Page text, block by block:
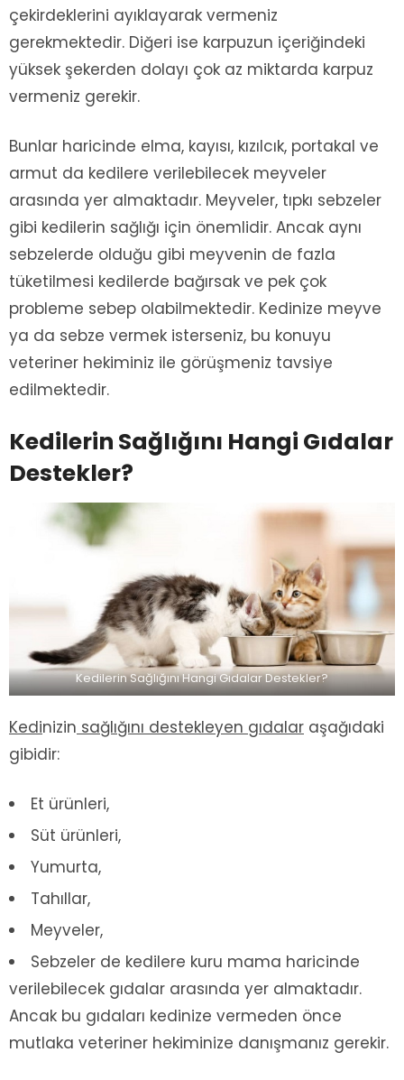
çekirdeklerini ayıklayarak vermeniz
gerekmektedir. Diğeri ise karpuzun içeriğindeki
yüksek şekerden dolayı çok az miktarda karpuz
vermeniz gerekir.
Bunlar haricinde elma, kayısı, kızılcık, portakal ve
armut da kedilere verilebilecek meyveler
arasında yer almaktadır. Meyveler, tıpkı sebzeler
gibi kedilerin sağlığı için önemlidir. Ancak aynı
sebzelerde olduğu gibi meyvenin de fazla
tüketilmesi kedilerde bağırsak ve pek çok
probleme sebep olabilmektedir. Kedinize meyve
ya da sebze vermek isterseniz, bu konuyu
veteriner hekiminiz ile görüşmeniz tavsiye
edilmektedir.
Kedilerin Sağlığını Hangi Gıdalar
Destekler?
Kedilerin Sağlığını Hangi Gıdalar Destekler?
Kedinizin sağlığını destekleyen gıdalar aşağıdaki
gibidir:
Et ürünleri,
Süt ürünleri,
Yumurta,
Tahıllar,
Meyveler,
Sebzeler de kedilere kuru mama haricinde
verilebilecek gıdalar arasında yer almaktadır.
Ancak bu gıdaları kedinize vermeden önce
mutlaka veteriner hekiminize danışmanız gerekir.